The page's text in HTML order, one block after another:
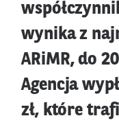
wynika z
ARiMR, do
Agencja
zł, które